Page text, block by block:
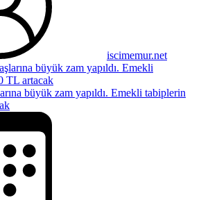
iscimemur.net
büyük zam yapıldı. Emekli tabiplerin